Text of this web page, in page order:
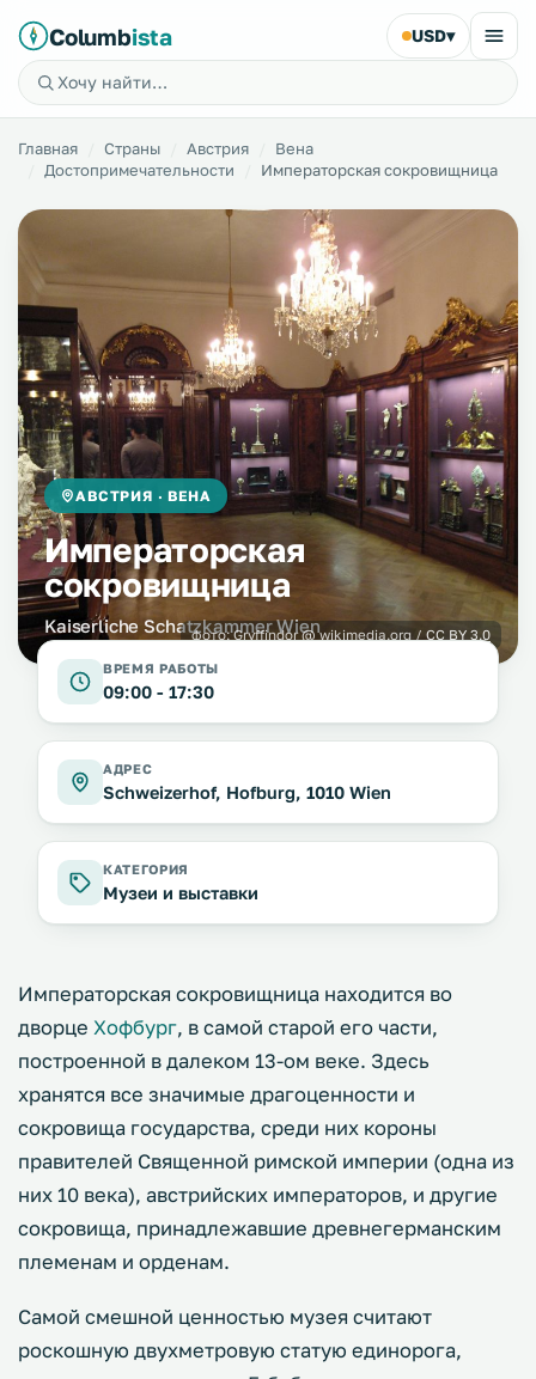
Columbista USD▾
Главная Страны Австрия
Вена
Достопримечательности
Императорская сокровищница
АВСТРИЯ · ВЕНА
Императорская
сокровищница
Kaiserliche Schatzkammer Wien
фото:Gryffindor@ wikimedia.org / CC BY 3.0
ВРЕМЯ РАБОТЫ
09:00 - 17:30
АДРЕС
Schweizerhof, Hofburg, 1010 Wien
КАТЕГОРИЯ
Музеи и выставки
Императорская сокровищница находится во
дворце Хофбург, в самой старой его части,
построенной в далеком 13-ом веке. Здесь
хранятся все значимые драгоценности и
сокровища государства, среди них короны
правителей Священной римской империи (одна из
них 10 века), австрийских императоров, и другие
сокровища, принадлежавшие древнегерманским
племенам и орденам.
Самой смешной ценностью музея считают
роскошную двухметровую статую единорога,